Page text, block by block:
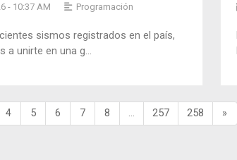
- 10:37 AM Programación
sismos registrados en el país,
a unirte en una g...
4 5 6 7 8 ... 257 258 »